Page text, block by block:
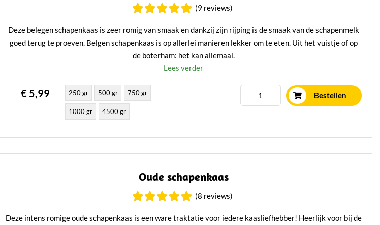
(9 reviews)
Deze belegen schapenkaas is zeer romig van smaak en dankzij zijn rijping is de smaak van de schapenmelk
goed terug te proeven. Belgen schapenkaas is op allerlei manieren lekker om te eten. Uit het vuistje of op
de boterham: het kan allemaal.
Lees verder
€ 5,99 250 gr 500 gr 750 gr
1000 gr 4500 gr
Bestellen
Oude schapenkaas
(8 reviews)
Deze intens romige oude schapenkaas is een ware traktatie voor iedere kaasliefhebber! Heerlijk voor bij de